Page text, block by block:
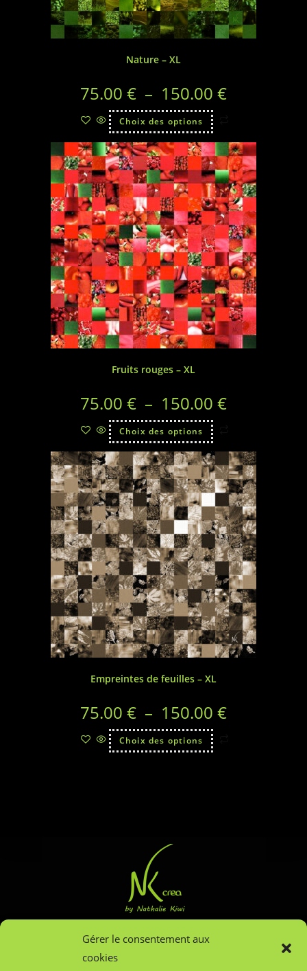
Gérer le consentement aux
cookies
Nature – XL
75.00 € – 150.00 €
Choix des options
Fruits rouges – XL
75.00 € – 150.00 €
Choix des options
Empreintes de feuilles – XL
75.00 € – 150.00 €
Choix des options
Tige Manchère 37